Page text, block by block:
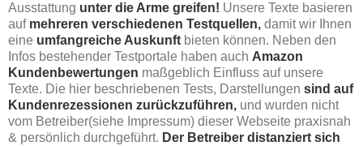
Ausstattung unter die Arme greifen! Unsere Texte basieren
aufmehreren verschiedenen Testquellen, damit wir Ihnen
eine umfangreiche Auskunft bieten können. Neben den
Infos bestehender Testportale haben auch Amazon
Kundenbewertungen maßgeblich Einfluss auf unsere
Texte. Die hier beschriebenen Tests, Darstellungen sind auf
Kundenrezessionen zurückzuführen, und wurden nicht
vom Betreiber(siehe Impressum) dieser Webseite praxisnah
& persönlich durchgeführt. Der Betreiber distanziert sich